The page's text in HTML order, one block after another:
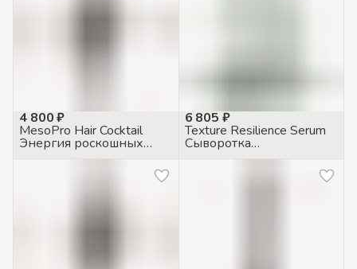
4 800 ₽
MesoPro Hair Cocktail
Энергия роскошных
волос трихологический
6 805 ₽
Texture Resilience Serum
Сыворотка
укрепляющая, 30мл